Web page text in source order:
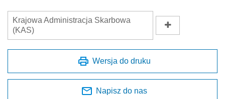
Krajowa Administracja Skarbowa
(KAS)
Wersja do druku
Napisz do nas